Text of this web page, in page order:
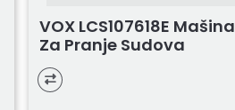
VOX LCS107618E Mašina
Za Pranje Sudova